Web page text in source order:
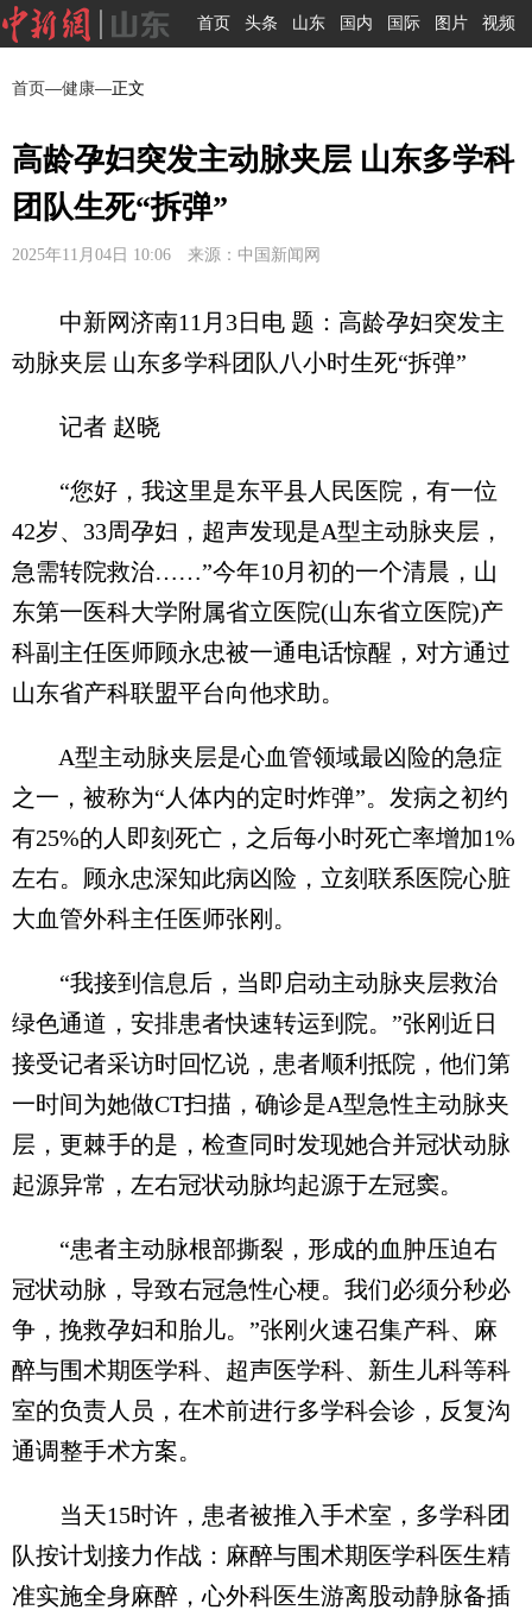
首页 头条 山东 国内 国际 图片 视频
首页—健康—正文
高龄孕妇突发主动脉夹层 山东多学科
团队生死“拆弹”
2025年11月04日 10:06 来源：中国新闻网
中新网济南11月3日电 题：高龄孕妇突发主
动脉夹层 山东多学科团队八小时生死“拆弹”
记者 赵晓
“您好，我这里是东平县人民医院，有一位
42岁、33周孕妇，超声发现是A型主动脉夹层，
急需转院救治……”今年10月初的一个清晨，山
东第一医科大学附属省立医院(山东省立医院)产
科副主任医师顾永忠被一通电话惊醒，对方通过
山东省产科联盟平台向他求助。
A型主动脉夹层是心血管领域最凶险的急症
之一，被称为“人体内的定时炸弹”。发病之初约
有25%的人即刻死亡，之后每小时死亡率增加1%
左右。顾永忠深知此病凶险，立刻联系医院心脏
大血管外科主任医师张刚。
“我接到信息后，当即启动主动脉夹层救治
绿色通道，安排患者快速转运到院。”张刚近日
接受记者采访时回忆说，患者顺利抵院，他们第
一时间为她做CT扫描，确诊是A型急性主动脉夹
层，更棘手的是，检查同时发现她合并冠状动脉
起源异常，左右冠状动脉均起源于左冠窦。
“患者主动脉根部撕裂，形成的血肿压迫右
冠状动脉，导致右冠急性心梗。我们必须分秒必
争，挽救孕妇和胎儿。”张刚火速召集产科、麻
醉与围术期医学科、超声医学科、新生儿科等科
室的负责人员，在术前进行多学科会诊，反复沟
通调整手术方案。
当天15时许，患者被推入手术室，多学科团
队按计划接力作战：麻醉与围术期医学科医生精
准实施全身麻醉，心外科医生游离股动静脉备插